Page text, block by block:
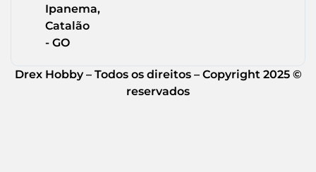
Ipanema,
Catalão
- GO
Drex Hobby – Todos os direitos – Copyright 2025 ©
reservados